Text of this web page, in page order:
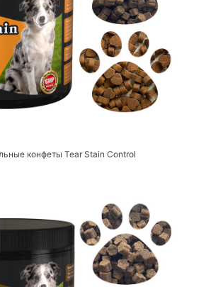
конфеты Tear Stain Control